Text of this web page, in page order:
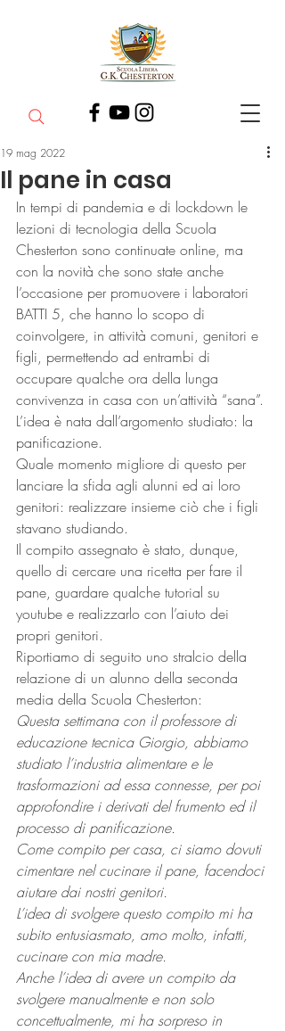
Il pane in casa
19 mag 2022
In tempi di pandemia e di lockdown le
lezioni di tecnologia della Scuola
Chesterton sono continuate online, ma
con la novità che sono state anche
l’occasione per promuovere i laboratori
BATTI 5, che hanno lo scopo di
coinvolgere, in attività comuni, genitori e
figli, permettendo ad entrambi di
occupare qualche ora della lunga
convivenza in casa con un’attività “sana”.
L’idea è nata dall’argomento studiato: la
panificazione.
Quale momento migliore di questo per
lanciare la sfida agli alunni ed ai loro
genitori: realizzare insieme ciò che i figli
stavano studiando.
Il compito assegnato è stato, dunque,
quello di cercare una ricetta per fare il
pane, guardare qualche tutorial su
youtube e realizzarlo con l’aiuto dei
propri genitori.
Riportiamo di seguito uno stralcio della
relazione di un alunno della seconda
media della Scuola Chesterton:
Questa settimana con il professore di
educazione tecnica Giorgio, abbiamo
studiato l’industria alimentare e le
trasformazioni ad essa connesse, per poi
approfondire i derivati del frumento ed il
processo di panificazione.
Come compito per casa, ci siamo dovuti
cimentare nel cucinare il pane, facendoci
aiutare dai nostri genitori.
L’idea di svolgere questo compito mi ha
subito entusiasmato, amo molto, infatti,
cucinare con mia madre.
Anche l’idea di avere un compito da
svolgere manualmente e non solo
concettualmente, mi ha sorpreso in